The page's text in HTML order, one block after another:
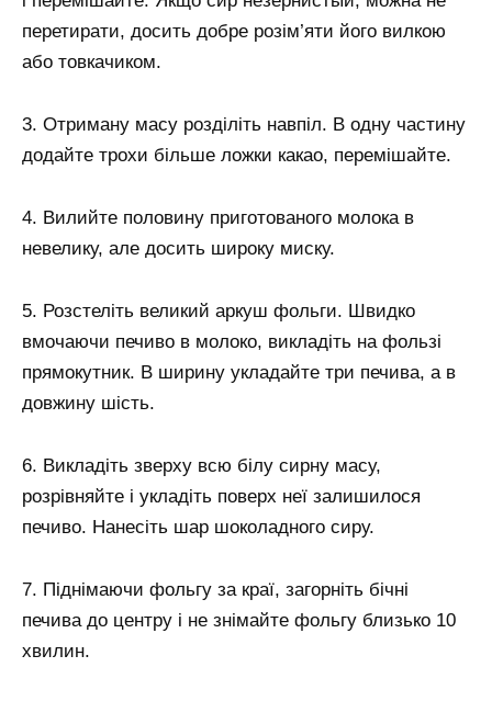
перетирати, досить добре розім’яти його вилкою
або товкачиком.
3. Отриману масу розділіть навпіл. В одну частину
додайте трохи більше ложки какао, перемішайте.
4. Вилийте половину приготованого молока в
невелику, але досить широку миску.
5. Розстеліть великий аркуш фольги. Швидко
вмочаючи печиво в молоко, викладіть на фользі
прямокутник. В ширину укладайте три печива, а в
довжину шість.
6. Викладіть зверху всю білу сирну масу,
розрівняйте і укладіть поверх неї залишилося
печиво. Нанесіть шар шоколадного сиру.
7. Піднімаючи фольгу за краї, загорніть бічні
печива до центру і не знімайте фольгу близько 10
хвилин.